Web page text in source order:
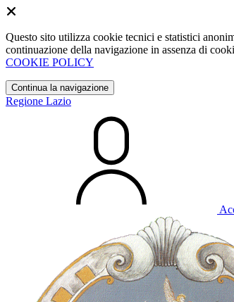
Questo sito utilizza cookie tecnici e statistici
continuazione della navigazione in assenza di
COOKIE POLICY
Continua la navigazione
Regione Lazio